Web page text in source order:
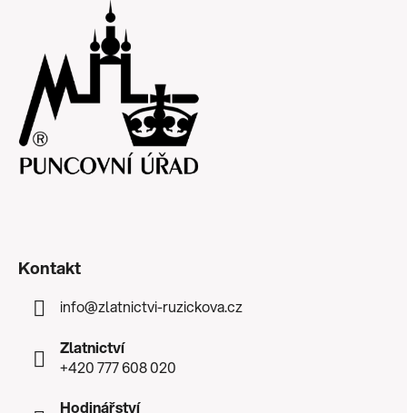
Kontakt
info@zlatnictvi-ruzickova.cz
Zlatnictví
+420 777 608 020
Hodinářství